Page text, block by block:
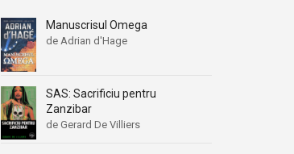
Manuscrisul Omega
de Adrian d'Hage
SAS: Sacrificiu pentru
Zanzibar
de Gerard De Villiers